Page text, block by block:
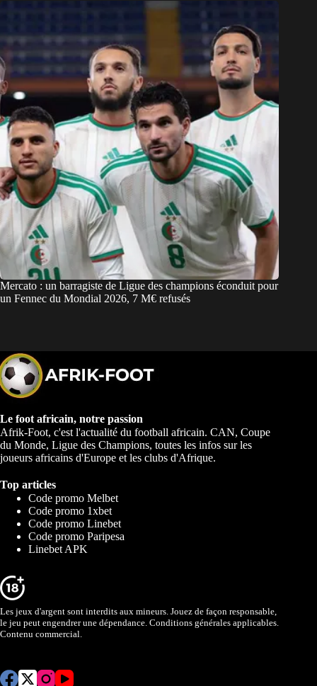
Mercato : un barragiste de Ligue des champions éconduit pour
un Fennec du Mondial 2026, 7 M€ refusés
Le foot africain, notre passion
Afrik-Foot, c'est l'actualité du football africain. CAN, Coupe
du Monde, Ligue des Champions, toutes les infos sur les
joueurs africains d'Europe et les clubs d'Afrique.
Top articles
Code promo Melbet
Code promo 1xbet
Code promo Linebet
Code promo Paripesa
Linebet APK
Les jeux d'argent sont interdits aux mineurs. Jouez de façon responsable,
le jeu peut engendrer une dépendance. Conditions générales applicables.
Contenu commercial.